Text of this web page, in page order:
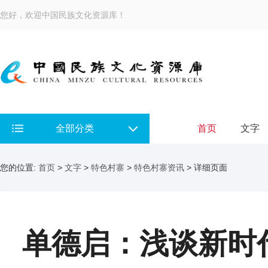
您好，欢迎中国民族文化资源库！
全部分类 首页 文字
您的位置: 首页 > 文字 > 特色村寨 > 特色村寨资讯 > 详细页面
单德启：浅谈新